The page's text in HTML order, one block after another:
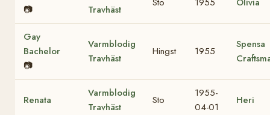
📷
Travhäst
Gay
Bachelor
📷
Varmblodig
Travhäst
Hingst 1955
Spensa
Renata
Varmblodig
Travhäst
Sto
1955-
04-01
Heri